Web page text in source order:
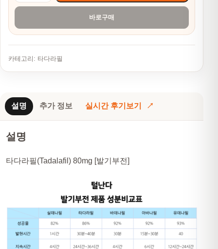
바로구매
카테고리: 타다라필
설명 추가 정보 실시간 후기보기
설명
타다라필(Tadalafil) 80mg [발기부전]